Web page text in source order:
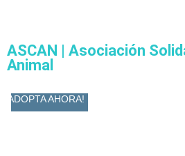
ASCAN | Asociación
Animal
ADOPTA AHORA!